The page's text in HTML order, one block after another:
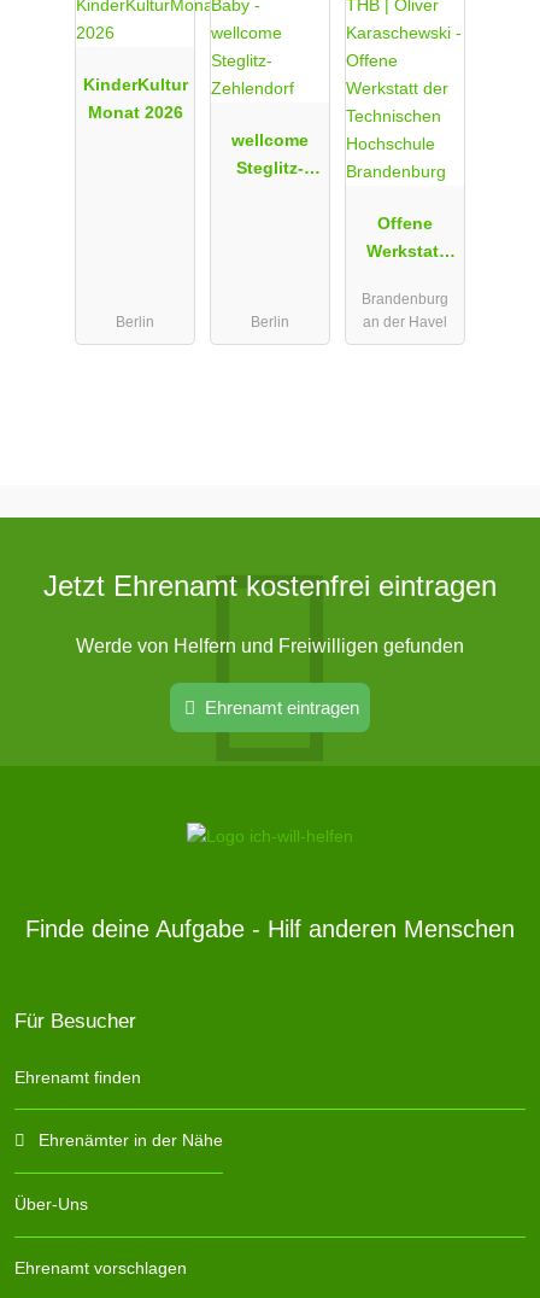
KinderKultur
Monat 2026
Berlin
wellcome
Steglitz-
Berlin
Offene
Werkstatt
Technischen
Brandenburg
an der Havel
Jetzt Ehrenamt kostenfrei eintragen
Werde von Helfern und Freiwilligen gefunden
Ehrenamt eintragen
Finde deine Aufgabe - Hilf anderen Menschen
Für Besucher
Ehrenamt finden
Ehrenämter in der Nähe
Über-Uns
Ehrenamt vorschlagen